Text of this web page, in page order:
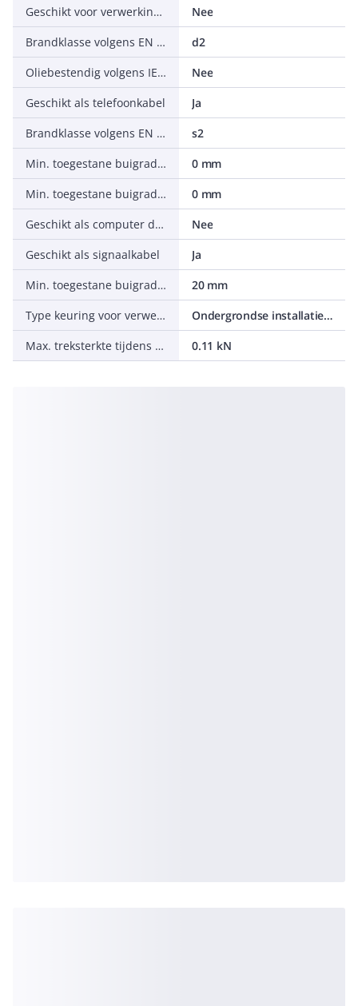
Geschikt voor verwerking in aarde/ondergrond
Nee
Brandklasse volgens EN 13501-6: brandende vallende druppels/deeltjes
d2
Oliebestendig volgens IEC 60811-404
Nee
Geschikt als telefoonkabel
Ja
Brandklasse volgens EN 13501-6: rookontwikkeling
s2
Min. toegestane buigradius flexibele toepassing met geforceerde geleiding
0 mm
Min. toegestane buigradius flexibele toepassing/vrije beweging
0 mm
Geschikt als computer data kabel
Nee
Geschikt als signaalkabel
Ja
Min. toegestane buigradius stationaire toepassing/vast verlegd
20 mm
Type keuring voor verwerking in aarde/ondergrond
Ondergrondse installatiebuis
Max. treksterkte tijdens installatie
0.11 kN